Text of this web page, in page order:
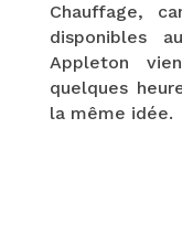
Chauffage,
disponibles
Appleton
quelques
la même idée.